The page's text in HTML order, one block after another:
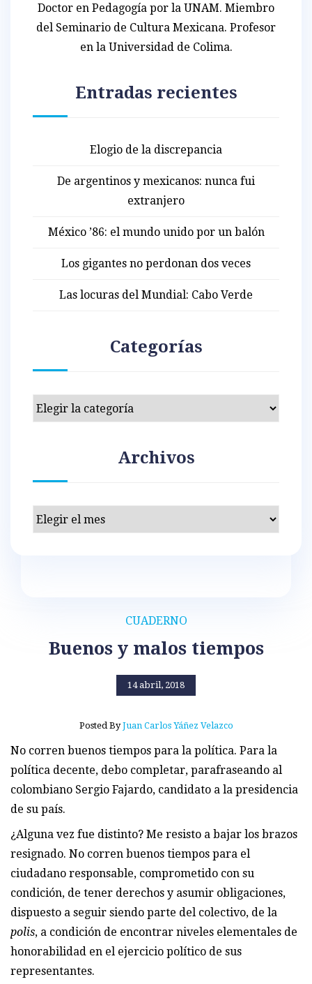
CUADERNO
Buenos y malos tiempos
14 abril, 2018
Posted ByJuan Carlos Yáñez Velazco
No corren buenos tiempos para la política. Para la
política decente, debo completar, parafraseando al
colombiano Sergio Fajardo, candidato a la presidencia
de su país.
¿Alguna vez fue distinto? Me resisto a bajar los brazos
resignado. No corren buenos tiempos para el
ciudadano responsable, comprometido con su
condición, de tener derechos y asumir obligaciones,
dispuesto a seguir siendo parte del colectivo, de la
polis, a condición de encontrar niveles elementales de
honorabilidad en el ejercicio político de sus
representantes.
Doctor en Pedagogía por la UNAM. Miembro
del Seminario de Cultura Mexicana. Profesor
en la Universidad de Colima.
Entradas recientes
Elogio de la discrepancia
De argentinos y mexicanos: nunca fui
extranjero
México ’86: el mundo unido por un balón
Los gigantes no perdonan dos veces
Las locuras del Mundial: Cabo Verde
Categorías
Categorías
Archivos
Archivos